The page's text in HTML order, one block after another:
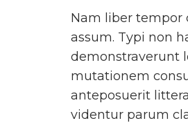
Nam liber tempor
assum. Typi non
demonstraverunt
mutationem
anteposuerit
videntur parum